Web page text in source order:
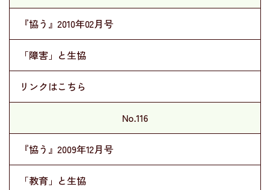
『協う』2010年02月号
「障害」と生協
リンクはこちら
No.116
『協う』2009年12月号
「教育」と生協